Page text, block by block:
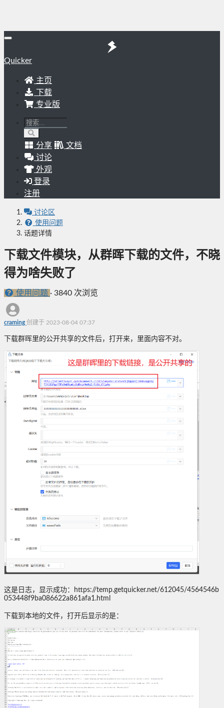
Quicker
主页
下载
专业版
分享
文档
讨论
外观
登录
注册
讨论区
使用问题
话题详情
下载文件模块，从群晖下载的文件，不晓
得为啥失败了
使用问题 · 3840 次浏览
craming创建于 2023-08-04 07:37
下载群晖里的公开共享的文件后，打开来，里面内容不对。
这是日志，显示成功：https://temp.getquicker.net/612045/4564546b
053448f9ba086622a861afa1.html
下载到本地的文件，打开后显示的是：